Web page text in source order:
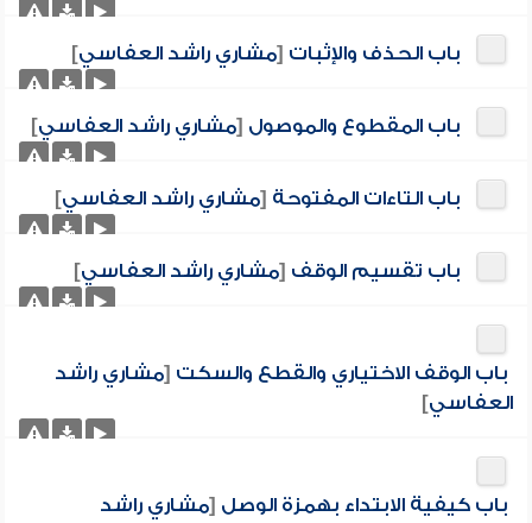
باب الحذف والإثبات [مشاري راشد العفاسي]
باب المقطوع والموصول [مشاري راشد العفاسي]
باب التاءات المفتوحة [مشاري راشد العفاسي]
باب تقسيم الوقف [مشاري راشد العفاسي]
باب الوقف الاختياري والقطع والسكت [مشاري راشد
العفاسي]
باب كيفية الابتداء بهمزة الوصل [مشاري راشد